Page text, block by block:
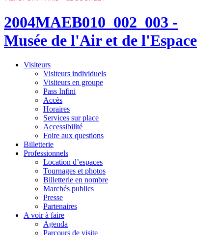
2004MAEB010_002_003 -
Musée de l'Air et de l'Espace
Visiteurs
Visiteurs individuels
Visiteurs en groupe
Pass Infini
Accès
Horaires
Services sur place
Accessibilité
Foire aux questions
Billetterie
Professionnels
Location d’espaces
Tournages et photos
Billetterie en nombre
Marchés publics
Presse
Partenaires
A voir à faire
Agenda
Parcours de visite